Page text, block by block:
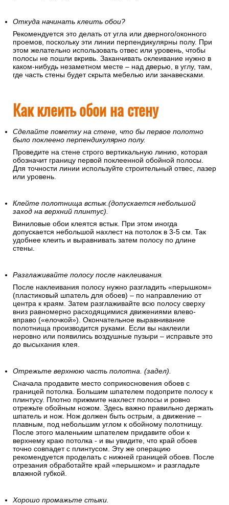
Откуда начинать клеить обои?
Рекомендуется это делать от угла или дверного/оконного
проемов, поскольку эти линии перпендикулярны полу. При
этом желательно использовать отвес или уровень, чтобы
полосы не пошли вкривь. Заканчивать оклеивание нужно в
каком-нибудь незаметном месте – над дверью, в углу, там,
где часть стены будет скрыта мебелью или занавесками.
Как клеить обои на стену
Сделайте пометку на стене, что бы первое полотно
было поклеено перпендикулярно полу.
Проведите на стене строго вертикальную линию, которая
обозначит границу первой поклеенной обойной полосы.
Для точности линии используйте строительный отвес, лазер
или уровень.
Клейте полотнища встык.(допускается небольшой
заход на верхний плинтус).
Виниловые обои клеятся встык. При этом иногда
допускается небольшой нахлест на потолок в 3-5 см. Так
удобнее клеить и выравнивать затем полосу по длине
стены.
Разглаживайте полосу после наклеивания.
После наклеивания полосу нужно разгладить «перышком»
(пластиковый шпатель для обоев) – по направлению от
центра к краям. Затем разглаживайте всю полосу сверху
вниз равномерно расходящимися движениями влево-
вправо («елочкой»). Окончательное выравнивание
полотнища производится руками. Если вы наклеили
неровно или появились воздушные пузыри – исправьте это
до высыхания клея.
Отрежьте верхнюю часть полотна. (задел).
Сначала продавите место соприкосновения обоев с
границей потолка. Большим шпателем подоприте полосу к
плинтусу. Плотно прижмите нахлест полосы и ровно
отрежьте обойным ножом. Здесь важно правильно держать
шпатель и нож. Нож должен быть острым, а движение –
плавным, под небольшим углом к обойному полотнищу.
После этого маленьким шпателем придавите обои к
верхнему краю потолка - и вы увидите, что край обоев
точно совпадет с плинтусом. Эту же операцию
рекомендуется проделать с нижней границей обоев. После
отрезания обработайте край «перышком» и разгладьте
влажной губкой.
Хорошо промажьте стыки.